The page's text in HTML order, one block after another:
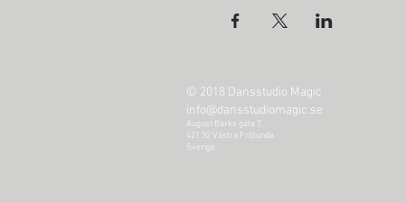
© 2018 Dansstudio Magic
info@dansstudiomagic.se
August Barks gata 7,
421 32 Västra Frölunda
Sverige